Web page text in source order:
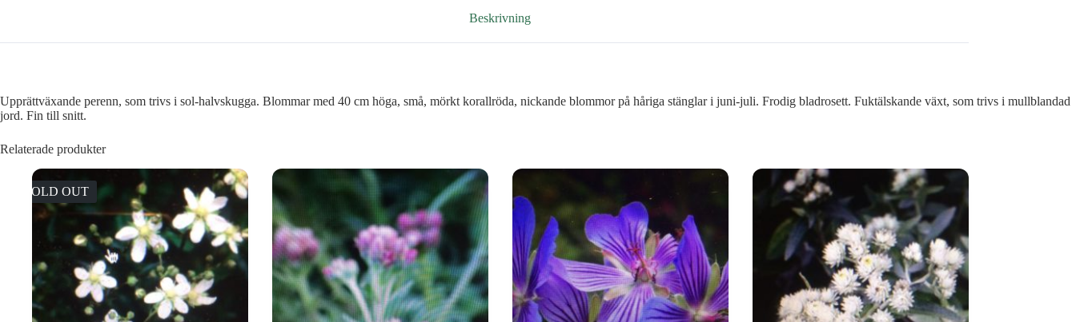
Beskrivning
Upprättväxande perenn, som trivs i sol-halvskugga. Blommar med 40 cm höga, små, mörkt korallröda, nickande blommor på håriga stänglar i juni-juli. Frodig bladrosett. Fuktälskande växt, som trivs i mullblandad
jord. Fin till snitt.
Relaterade produkter
SOLD OUT